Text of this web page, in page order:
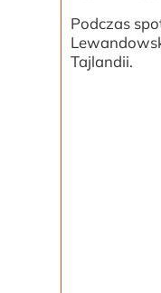
Podczas
Tajlandii.